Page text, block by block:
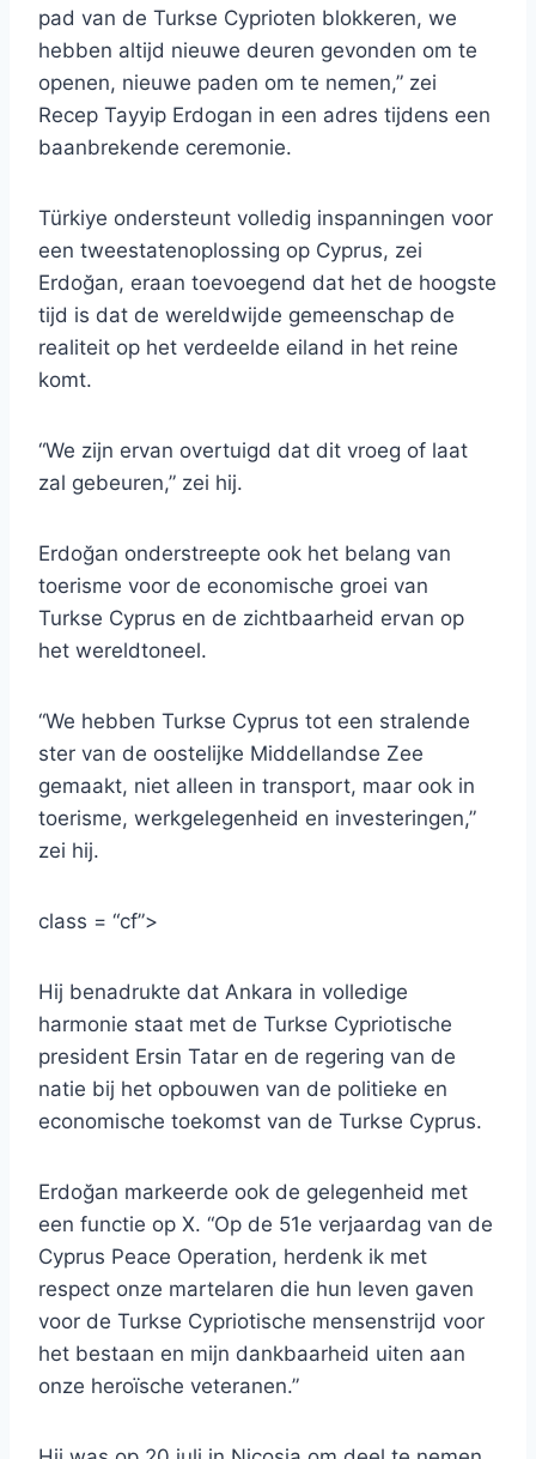
pad van de Turkse Cyprioten blokkeren, we
hebben altijd nieuwe deuren gevonden om te
openen, nieuwe paden om te nemen,” zei
Recep Tayyip Erdogan in een adres tijdens een
baanbrekende ceremonie.
Türkiye ondersteunt volledig inspanningen voor
een tweestatenoplossing op Cyprus, zei
Erdoğan, eraan toevoegend dat het de hoogste
tijd is dat de wereldwijde gemeenschap de
realiteit op het verdeelde eiland in het reine
komt.
“We zijn ervan overtuigd dat dit vroeg of laat
zal gebeuren,” zei hij.
Erdoğan onderstreepte ook het belang van
toerisme voor de economische groei van
Turkse Cyprus en de zichtbaarheid ervan op
het wereldtoneel.
“We hebben Turkse Cyprus tot een stralende
ster van de oostelijke Middellandse Zee
gemaakt, niet alleen in transport, maar ook in
toerisme, werkgelegenheid en investeringen,”
zei hij.
class = “cf”>
Hij benadrukte dat Ankara in volledige
harmonie staat met de Turkse Cypriotische
president Ersin Tatar en de regering van de
natie bij het opbouwen van de politieke en
economische toekomst van de Turkse Cyprus.
Erdoğan markeerde ook de gelegenheid met
een functie op X. “Op de 51e verjaardag van de
Cyprus Peace Operation, herdenk ik met
respect onze martelaren die hun leven gaven
voor de Turkse Cypriotische mensenstrijd voor
het bestaan en mijn dankbaarheid uiten aan
onze heroïsche veteranen.”